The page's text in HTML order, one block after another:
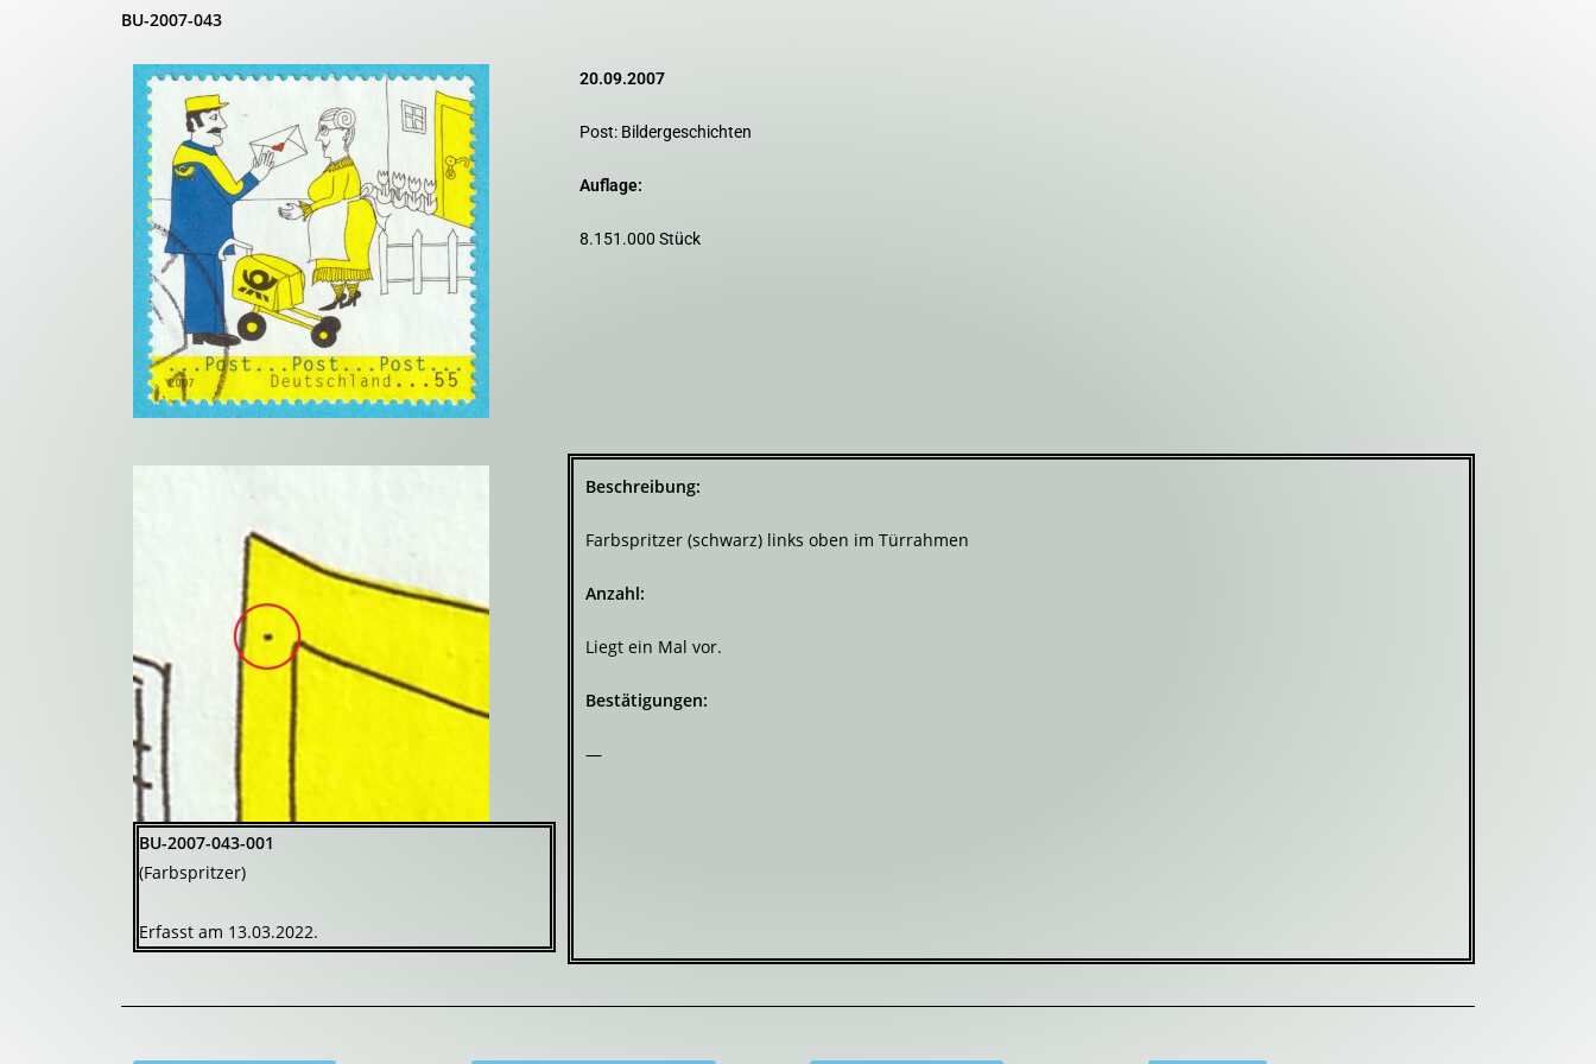
BU-2007-043
20.09.2007
Post: Bildergeschichten
Auflage:
8.151.000 Stück
BU-2007-043-001
(Farbspritzer)
Erfasst am 13.03.2022.
Beschreibung:
Farbspritzer (schwarz) links oben im Türrahmen
Anzahl:
Liegt ein Mal vor.
Bestätigungen:
—